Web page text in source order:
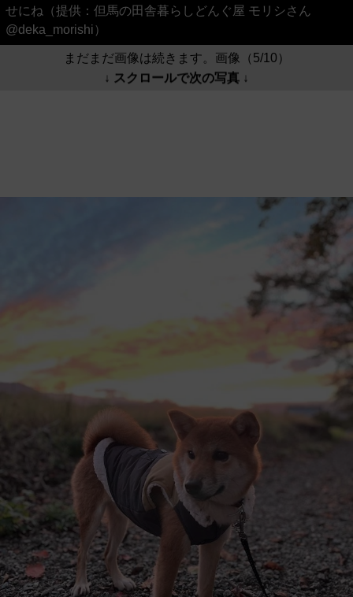
せにね（提供：但馬の田舎暮らしどんぐ屋 モリシさん
@deka_morishi）
まだまだ画像は続きます。画像（5/10）
↓ スクロールで次の写真 ↓